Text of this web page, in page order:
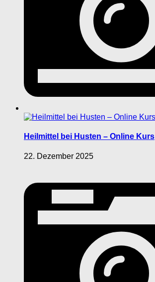
Heilmittel bei Husten – Online Kurs
22. Dezember 2025